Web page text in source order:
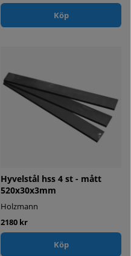
Köp
Hyvelstål hss 4 st - mått
520x30x3mm
Holzmann
2180 kr
Köp